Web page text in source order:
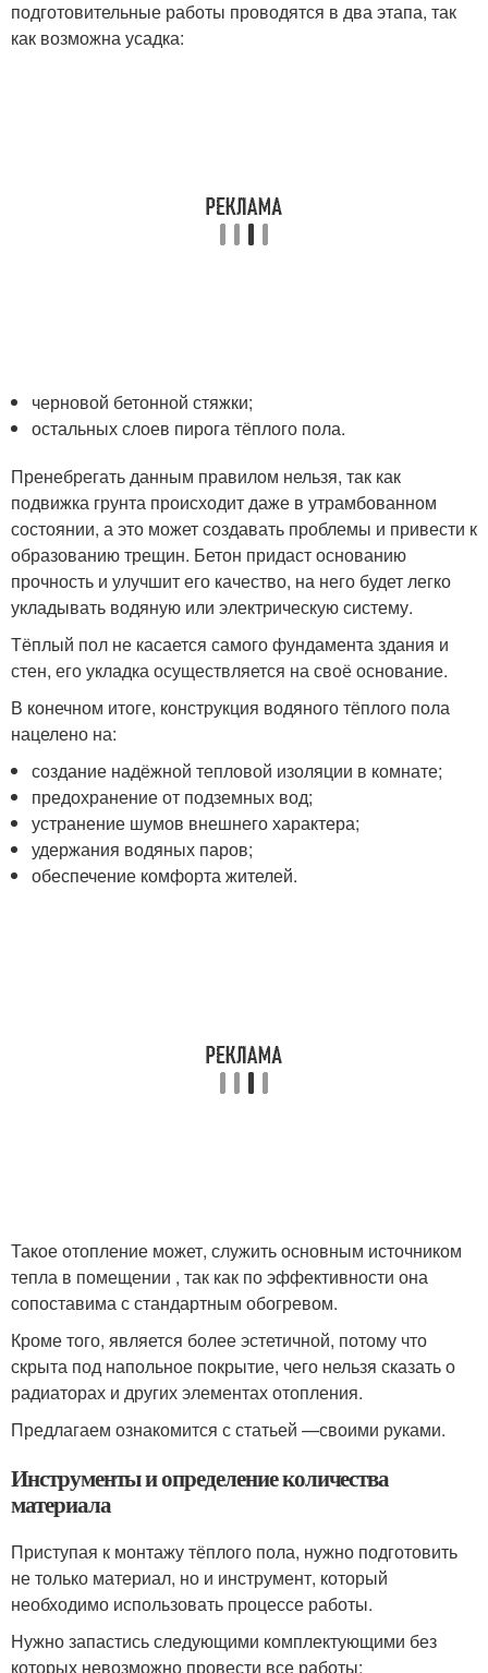
подготовительные работы проводятся в два этапа, так
как возможна усадка:
черновой бетонной стяжки;
остальных слоев пирога тёплого пола.
Пренебрегать данным правилом нельзя, так как
подвижка грунта происходит даже в утрамбованном
состоянии, а это может создавать проблемы и привести к
образованию трещин. Бетон придаст основанию
прочность и улучшит его качество, на него будет легко
укладывать водяную или электрическую систему.
Тёплый пол не касается самого фундамента здания и
стен, его укладка осуществляется на своё основание.
В конечном итоге, конструкция водяного тёплого пола
нацелено на:
создание надёжной тепловой изоляции в комнате;
предохранение от подземных вод;
устранение шумов внешнего характера;
удержания водяных паров;
обеспечение комфорта жителей.
Такое отопление может, служить основным источником
тепла в помещении , так как по эффективности она
сопоставима с стандартным обогревом.
Кроме того, является более эстетичной, потому что
скрыта под напольное покрытие, чего нельзя сказать о
радиаторах и других элементах отопления.
Предлагаем ознакомится с статьей —своими руками.
Инструменты и определение количества
материала
Приступая к монтажу тёплого пола, нужно подготовить
не только материал, но и инструмент, который
необходимо использовать процессе работы.
Нужно запастись следующими комплектующими без
которых невозможно провести все работы: